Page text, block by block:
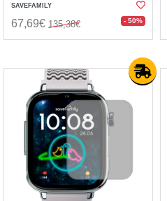
SAVEFAMILY
67,69€ 135,38€ - 50%